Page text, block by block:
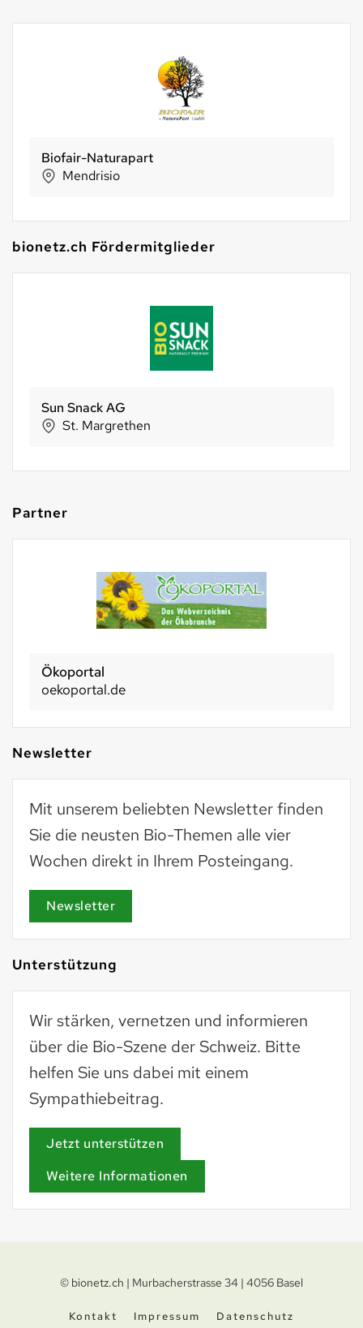
Biofair-Naturapart
Mendrisio
bionetz.ch Fördermitglieder
Sun Snack AG
St. Margrethen
Partner
Ökoportal
oekoportal.de
Newsletter
Mit unserem beliebten Newsletter finden
Sie die neusten Bio-Themen alle vier
Wochen direkt in Ihrem Posteingang.
Newsletter
Unterstützung
Wir stärken, vernetzen und informieren
über die Bio-Szene der Schweiz. Bitte
helfen Sie uns dabei mit einem
Sympathiebeitrag.
Jetzt unterstützen
Weitere Informationen
© bionetz.ch | Murbacherstrasse 34 | 4056 Basel
Kontakt Impressum Datenschutz